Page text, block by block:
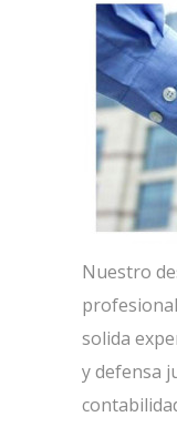
Nuestro
solida
y defensa